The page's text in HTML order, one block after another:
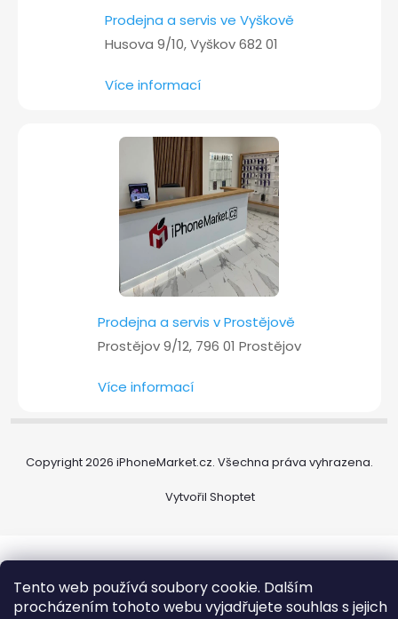
Tento web používá soubory cookie. Dalším
procházením tohoto webu vyjadřujete souhlas s jejich
Prodejna a servis ve Vyškově
Husova 9/10, Vyškov 682 01
Více informací
Prodejna a servis v Prostějově
Prostějov 9/12, 796 01 Prostějov
Více informací
Vytvořil Shoptet
Copyright 2026 iPhoneMarket.cz. Všechna práva vyhrazena.